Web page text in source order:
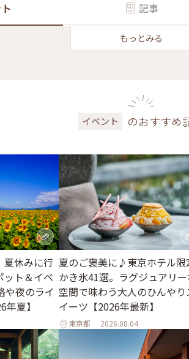
記事
もっとみる
イベント のおすすめ
夏休みに行
ット＆イベ
や夜のライ
夏】
夏のご褒美に♪東京ホテル限
かき氷41選。ラグジュアリ
空間で味わう大人のひんやり
イーツ【2026年最新】
東京都 2026.08.04